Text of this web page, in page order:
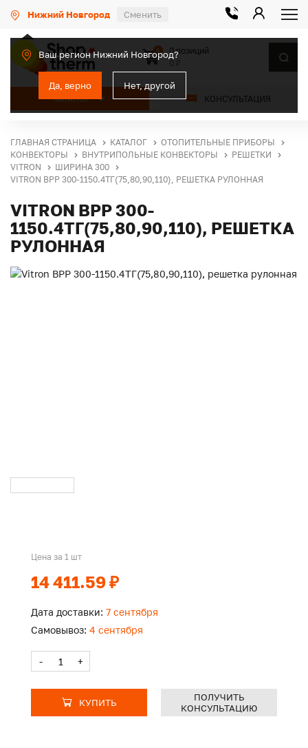
Нижний Новгород Сменить
Ваш регион Нижний Новгород?
Да, верно Нет, другой
КАТАЛОГ КОНСУЛЬТАЦИЯ
0
0 позиций
ГЛАВНАЯ СТРАНИЦА КАТАЛОГ
ОТОПИТЕЛЬНЫЕ ПРИБОРЫ
КОНВЕКТОРЫ
ВНУТРИПОЛЬНЫЕ КОНВЕКТОРЫ
РЕШЕТКИ
VITRON
ШИРИНА 300
VITRON ВРР 300-1150.4ТГ(75,80,90,110), РЕШЕТКА РУЛОННАЯ
VITRON ВРР 300-
1150.4ТГ(75,80,90,110), РЕШЕТКА
РУЛОННАЯ
Цена за 1 шт
14 411.59 ₽
Дата доставки: 7 сентября
Самовывоз: 4 сентября
- +
КУПИТЬ
ПОЛУЧИТЬ
КОНСУЛЬТАЦИЮ